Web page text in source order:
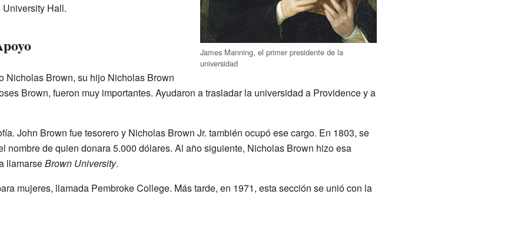
James Manning, el primer presidente de la
universidad
Hall.
Nicholas Brown, su hijo Nicholas Brown
Brown, fueron muy importantes. Ayudaron a trasladar la universidad a Providence y a
John Brown fue tesorero y Nicholas Brown Jr. también ocupó ese cargo. En 1803, se
nombre de quien donara 5.000 dólares. Al año siguiente, Nicholas Brown hizo esa
llamarseBrown University.
mujeres, llamada Pembroke College. Más tarde, en 1971, esta sección se unió con la